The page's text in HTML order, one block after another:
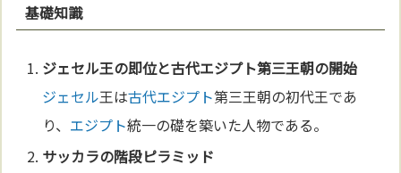
基礎知識
ジェセル王の即位と古代エジプト第三王朝の開始
ジェセル王は古代エジプト第三王朝の初代王であ
り、 エジプト統一の礎を築いた人物である。
サッカラの階段ピラミッド